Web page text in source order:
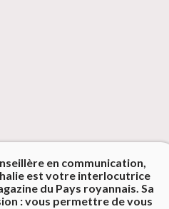
en communication,
est votre interlocutrice
du Pays royannais. Sa
: vous permettre de vous